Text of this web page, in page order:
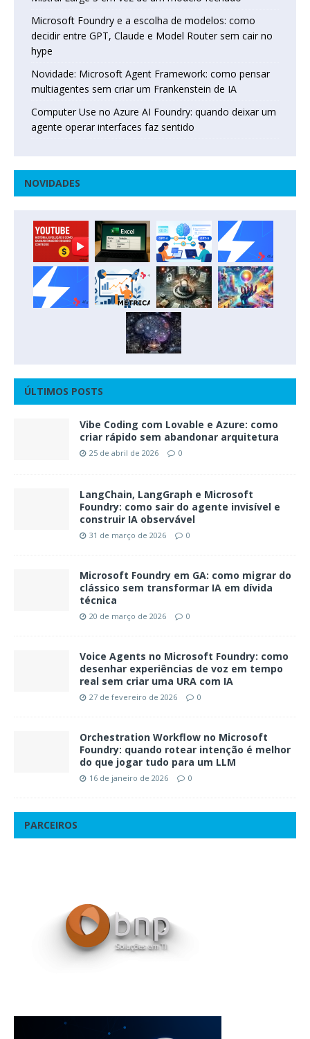
Microsoft Foundry e a escolha de modelos: como
decidir entre GPT, Claude e Model Router sem cair no
hype
Novidade: Microsoft Agent Framework: como pensar
multiagentes sem criar um Frankenstein de IA
Computer Use no Azure AI Foundry: quando deixar um
agente operar interfaces faz sentido
NOVIDADES
ÚLTIMOS POSTS
Vibe Coding com Lovable e Azure: como
criar rápido sem abandonar arquitetura
25 de abril de 2026 0
LangChain, LangGraph e Microsoft
Foundry: como sair do agente invisível e
construir IA observável
31 de março de 2026 0
Microsoft Foundry em GA: como migrar do
clássico sem transformar IA em dívida
técnica
20 de março de 2026 0
Voice Agents no Microsoft Foundry: como
desenhar experiências de voz em tempo
real sem criar uma URA com IA
27 de fevereiro de 2026 0
Orchestration Workflow no Microsoft
Foundry: quando rotear intenção é melhor
do que jogar tudo para um LLM
16 de janeiro de 2026 0
PARCEIROS